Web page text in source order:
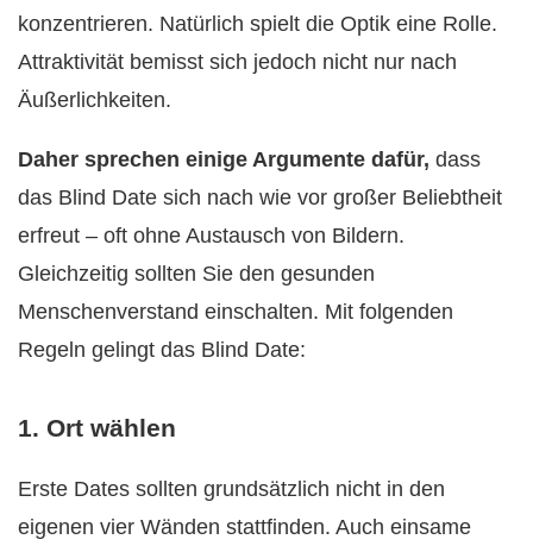
konzentrieren. Natürlich spielt die Optik eine Rolle.
Attraktivität bemisst sich jedoch nicht nur nach
Äußerlichkeiten.
Daher sprechen einige Argumente dafür, dass
das Blind Date sich nach wie vor großer Beliebtheit
erfreut – oft ohne Austausch von Bildern.
Gleichzeitig sollten Sie den gesunden
Menschenverstand einschalten. Mit folgenden
Regeln gelingt das Blind Date:
1. Ort wählen
Erste Dates sollten grundsätzlich nicht in den
eigenen vier Wänden stattfinden. Auch einsame